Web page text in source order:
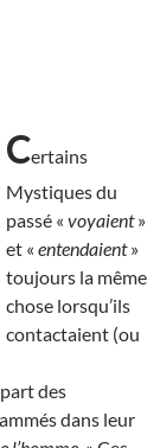
Certains
Mystiques du
passé « voyaient»
et « entendaient»
toujours la même
chose lorsqu’ils
contactaient (ou
des
dans leur